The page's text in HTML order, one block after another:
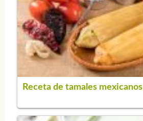
Receta de tamales mexicanos